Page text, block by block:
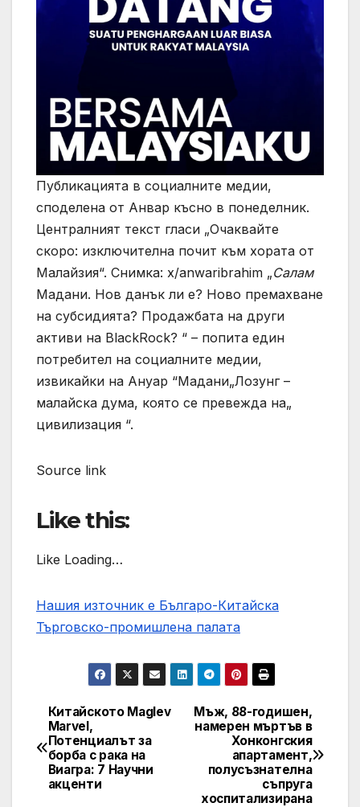
Публикацията в социалните медии,
споделена от Анвар късно в понеделник.
Централният текст гласи „Очаквайте
скоро: изключителна почит към хората от
Малайзия“. Снимка: x/anwaribrahim „Салам
Мадани. Нов данък ли е? Ново премахване
на субсидията? Продажбата на други
активи на BlackRock? “ – попита един
потребител на социалните медии,
извикайки на Ануар “Мадани„Лозунг –
малайска дума, която се превежда на„
цивилизация “.
Source link
Like this:
Like Loading…
Нашия източник е Българо-Китайска
Търговско-промишлена палaта
Post
navigation
Мъж, 88-годишен,
намерен мъртъв в
Хонконгския
апартамент,
полусъзнателна
съпруга
хоспитализирана
Китайското Maglev
Marvel,
Потенциалът за
борба с рака на
Виагра: 7 Научни
акценти